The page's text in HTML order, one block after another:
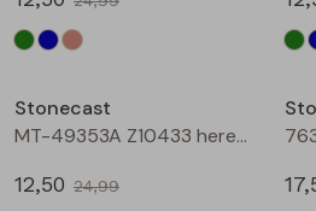
Stonecast
MT-49353A Z10433 heren polo Zand
12,50 24,99